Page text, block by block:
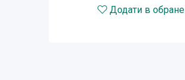
Додати в обране